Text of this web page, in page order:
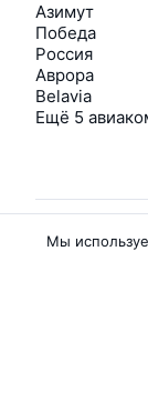
Азимут
Победа
Россия
Аврора
Belavia
Ещё 5
Мы